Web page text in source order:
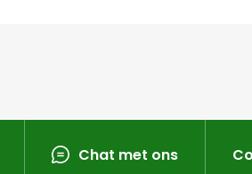
Chat met ons